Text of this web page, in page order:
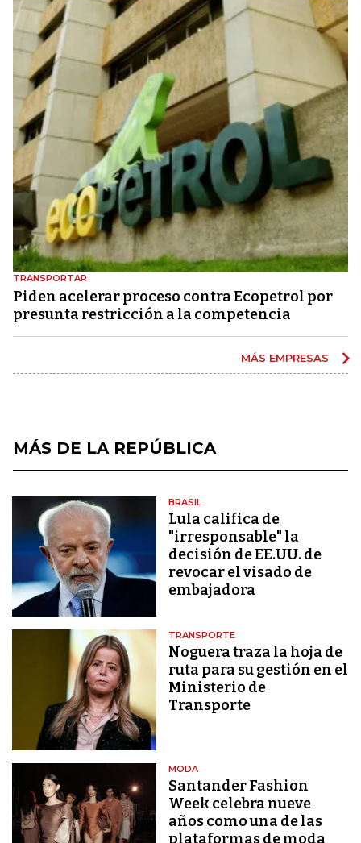
TRANSPORTAR
Piden acelerar proceso contra Ecopetrol por
presunta restricción a la competencia
MÁS EMPRESAS
MÁS DE LA REPÚBLICA
BRASIL
Lula califica de
"irresponsable" la
decisión de EE.UU. de
revocar el visado de
embajadora
TRANSPORTE
Noguera traza la hoja de
ruta para su gestión en el
Ministerio de
Transporte
MODA
Santander Fashion
Week celebra nueve
años como una de las
plataformas de moda